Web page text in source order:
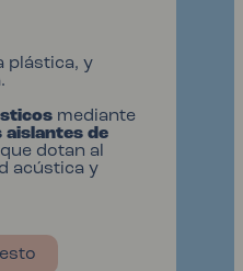
plástica, y
mediante
aislantes de
dotan al
acústica y